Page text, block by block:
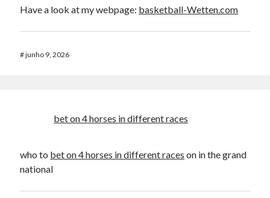
Have a look at my webpage: basketball-Wetten.com
#junho 9, 2026
bet on 4 horses in different races​
who to bet on 4 horses in different races​ on in the grand
national​